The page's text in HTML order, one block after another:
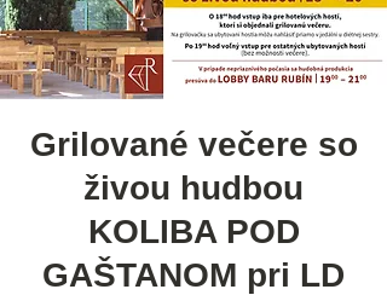
Grilované večere so
živou hudbou
KOLIBA POD
GAŠTANOM pri LD